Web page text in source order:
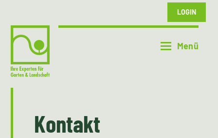
LOGIN
Kontakt